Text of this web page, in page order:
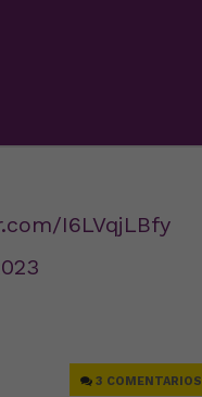
I6LVqjLBfy
3 COMENTARIOS